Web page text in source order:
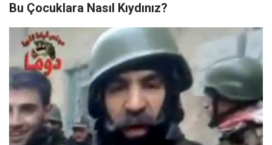
Bu Çocuklara Nasıl Kıydınız?